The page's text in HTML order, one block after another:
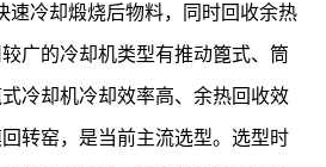
速冷却煅烧后物料，同时回收余热
广的冷却机类型有推动篦式、筒
冷却机冷却效率高、余热回收效
转窑，是当前主流选型。选型时